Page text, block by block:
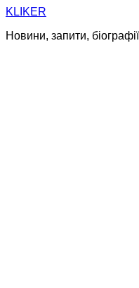
Skip
content
KLIKER
Новини, запити, біографії,